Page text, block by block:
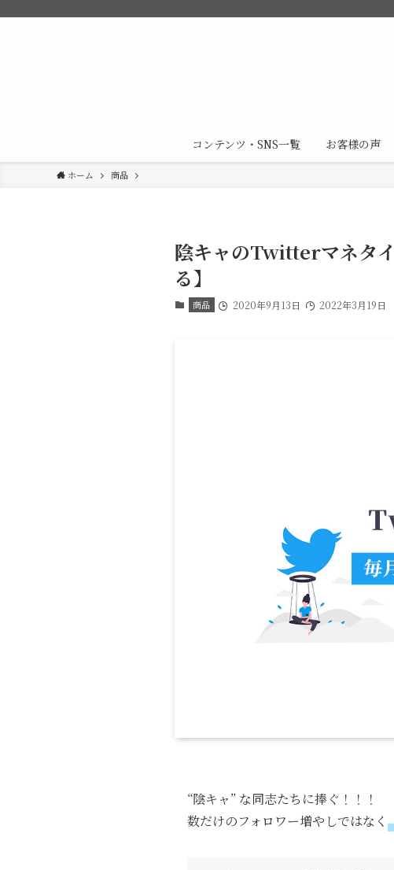
コンテンツ・SNS一覧 お客様の声
ホーム 商品
陰キャのTwitterマネタ
る】
商品 2020年9月13日 2022年3月19日
“陰キャ” な同志たちに捧ぐ！！！
数だけのフォロワー増やしではなく